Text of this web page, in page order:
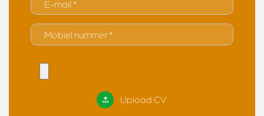
Upload CV